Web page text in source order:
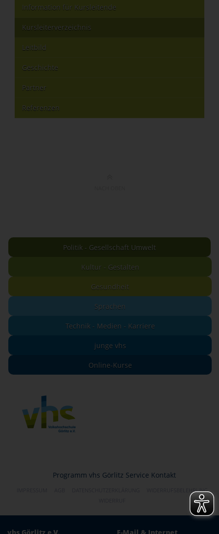
Information für Kursleitende
Kursleiterverzeichnis
Leitbild
Geschichte
Partner
Referenzen
Politik - Gesellschaft Umwelt
Kultur - Gestalten
Gesundheit
Sprachen
Technik - Medien - Karriere
junge vhs
Online-Kurse
Programm vhs Görlitz Service Kontakt
WIDERRUFSBELEHRUNG